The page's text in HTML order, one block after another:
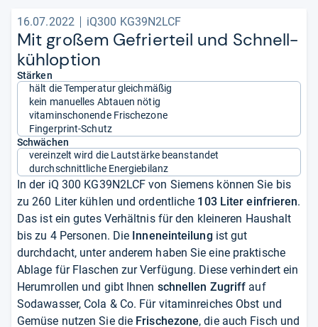
16.07.2022 iQ300 KG39N2LCF
Mit großem Gefrier­teil und Schnell­
kühl­op­tion
Stärken
hält die Temperatur gleichmäßig
kein manuelles Abtauen nötig
vitaminschonende Frischezone
Fingerprint-Schutz
Schwächen
vereinzelt wird die Lautstärke beanstandet
durchschnittliche Energiebilanz
In der iQ 300 KG39N2LCF von Siemens können Sie bis
zu 260 Liter kühlen und ordentliche 103 Liter einfrieren.
Das ist ein gutes Verhältnis für den kleineren Haushalt
bis zu 4 Personen. Die Inneneinteilung ist gut
durchdacht, unter anderem haben Sie eine praktische
Ablage für Flaschen zur Verfügung. Diese verhindert ein
Herumrollen und gibt Ihnen schnellen Zugriff auf
Sodawasser, Cola & Co. Für vitaminreiches Obst und
Gemüse nutzen Sie die Frischezone, die auch Fisch und